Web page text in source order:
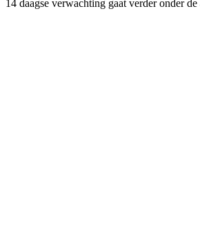
14 daagse verwachting gaat verder onder